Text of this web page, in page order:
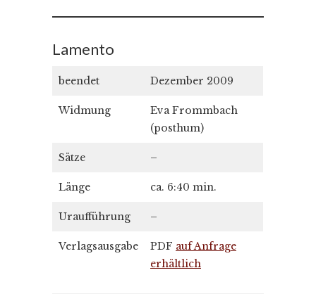
Lamento
beendet Dezember 2009
Widmung
Eva Frommbach
(posthum)
Sätze –
Länge ca. 6:40 min.
Uraufführung –
Verlagsausgabe PDF auf Anfrage
erhältlich